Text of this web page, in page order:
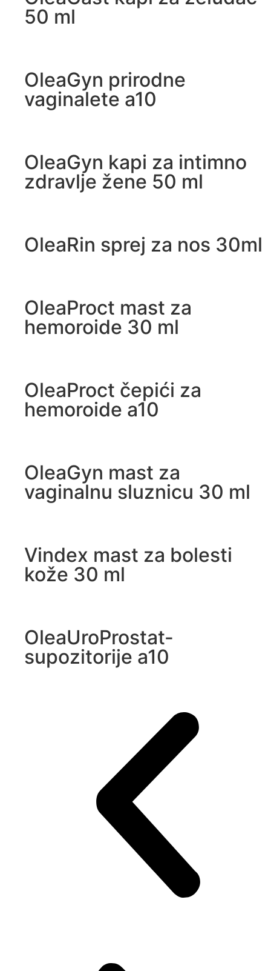
50 ml
OleaGyn prirodne
vaginalete a10
OleaGyn kapi za intimno
zdravlje žene 50 ml
OleaRin sprej za nos 30ml
OleaProct mast za
hemoroide 30 ml
OleaProct čepići za
hemoroide a10
OleaGyn mast za
vaginalnu sluznicu 30 ml
Vindex mast za bolesti
kože 30 ml
OleaUroProstat-
supozitorije a10